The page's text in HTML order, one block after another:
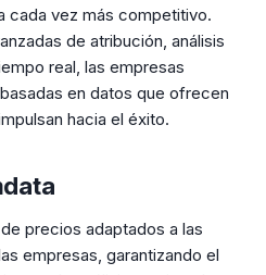
cada vez más competitivo.
de atribución, análisis
real, las empresas
en datos que ofrecen
hacia el éxito.
precios adaptados a las
empresas, garantizando el